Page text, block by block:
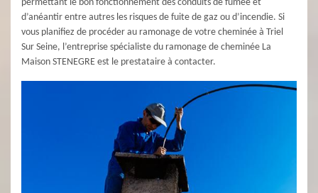
permettant le bon fonctionnement des conduits de fumée et
d’anéantir entre autres les risques de fuite de gaz ou d’incendie. Si
vous planifiez de procéder au ramonage de votre cheminée à Triel
Sur Seine, l’entreprise spécialiste du ramonage de cheminée La
Maison STENEGRE est le prestataire à contacter.